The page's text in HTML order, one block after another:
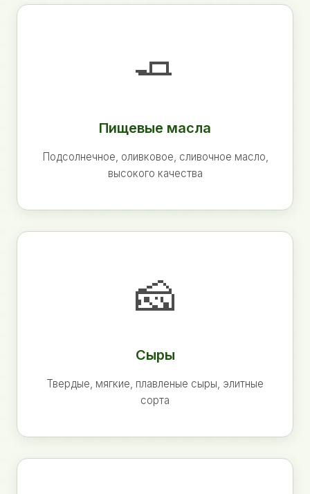
🧈
Пищевые масла
Подсолнечное, оливковое, сливочное масло,
высокого качества
🧀
Сыры
Твердые, мягкие, плавленые сыры, элитные
сорта